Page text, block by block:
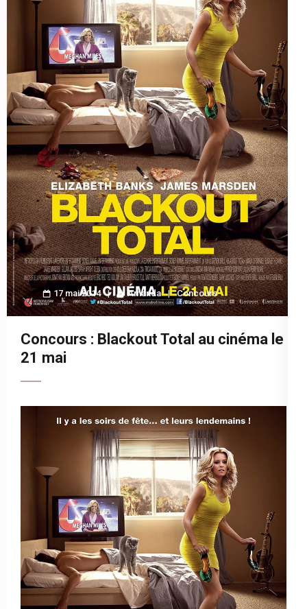
17 mai 2014 Amanda Concours
Concours : Blackout Total au cinéma le
21 mai